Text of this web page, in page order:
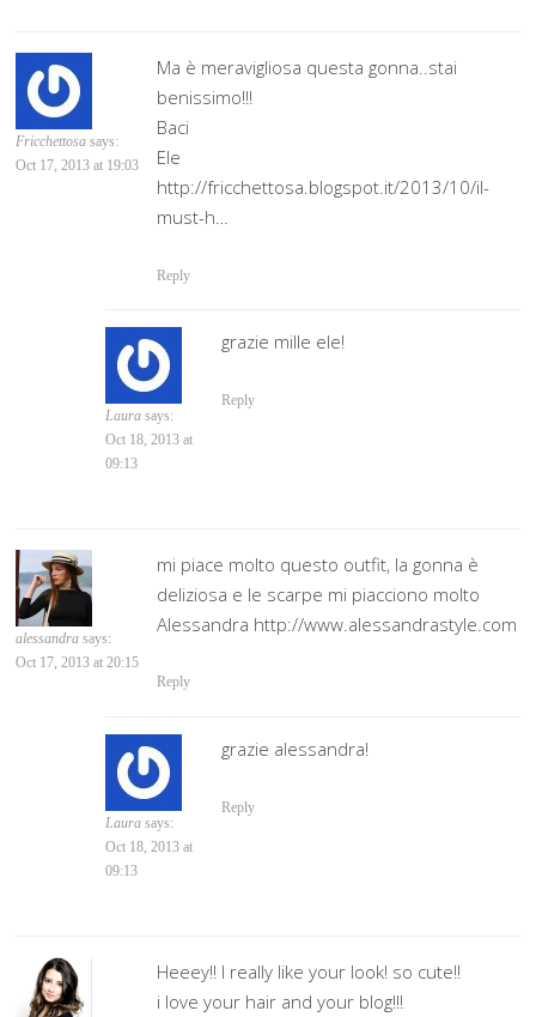
Fricchettosa says:
Oct 17, 2013 at 19:03
Ma è meravigliosa questa gonna..stai
benissimo!!!
Baci
Ele
http://fricchettosa.blogspot.it/2013/10/il-
must-h…
Reply
Laura says:
Oct 18, 2013 at
09:13
grazie mille ele!
Reply
alessandra says:
Oct 17, 2013 at 20:15
mi piace molto questo outfit, la gonna è
deliziosa e le scarpe mi piacciono molto
Alessandra http://www.alessandrastyle.com
Reply
Laura says:
Oct 18, 2013 at
09:13
grazie alessandra!
Reply
Heeey!! I really like your look! so cute!!
i love your hair and your blog!!!